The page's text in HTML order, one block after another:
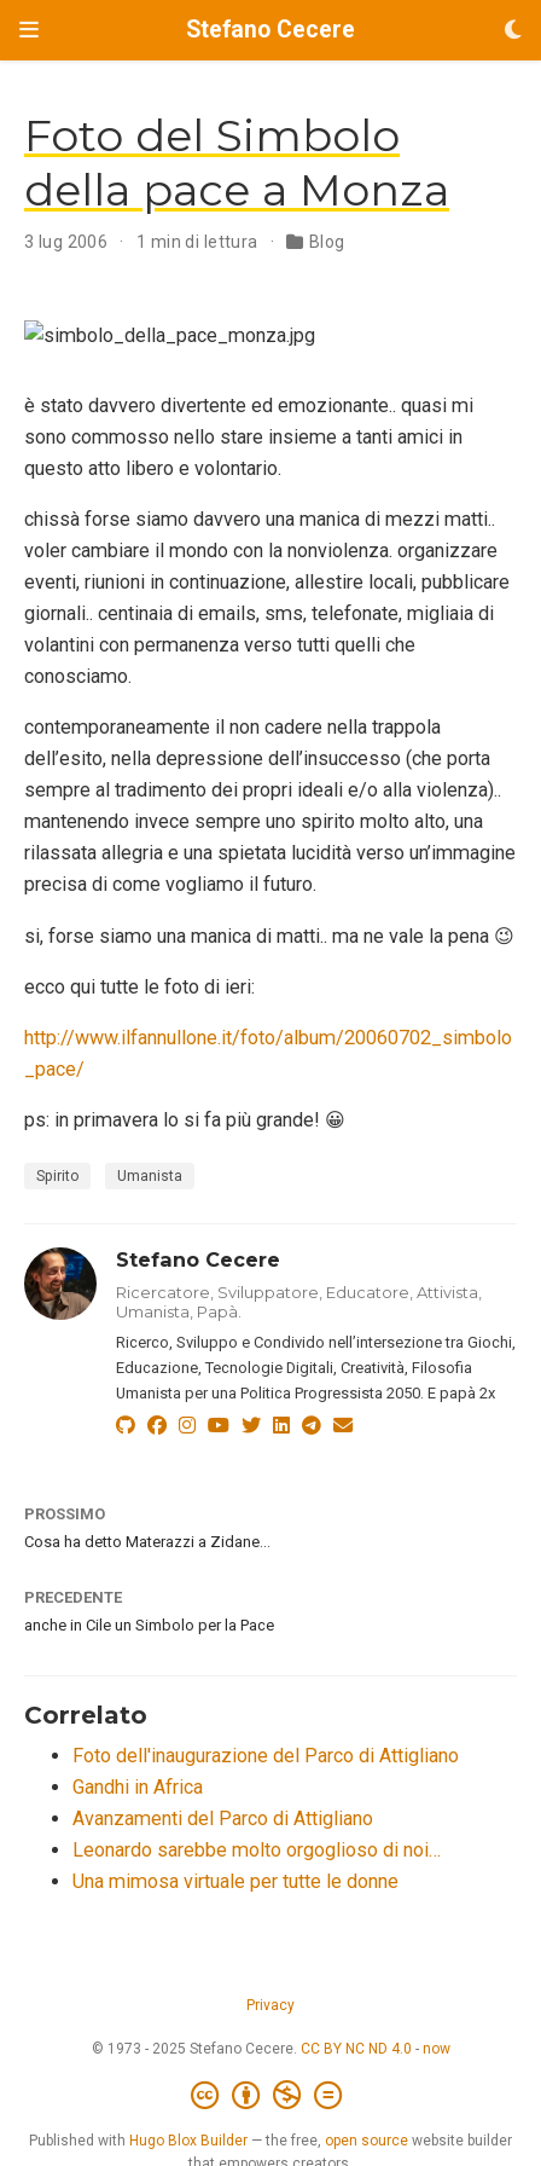
Stefano Cecere
Foto del Simbolo
della pace a Monza
3 lug 2006 1 min di lettura Blog
è stato davvero divertente ed emozionante.. quasi mi
sono commosso nello stare insieme a tanti amici in
questo atto libero e volontario.
chissà forse siamo davvero una manica di mezzi matti..
voler cambiare il mondo con la nonviolenza. organizzare
eventi, riunioni in continuazione, allestire locali, pubblicare
giornali.. centinaia di emails, sms, telefonate, migliaia di
volantini con permanenza verso tutti quelli che
conosciamo.
contemporaneamente il non cadere nella trappola
dell’esito, nella depressione dell’insuccesso (che porta
sempre al tradimento dei propri ideali e/o alla violenza)..
mantenendo invece sempre uno spirito molto alto, una
rilassata allegria e una spietata lucidità verso un’immagine
precisa di come vogliamo il futuro.
si, forse siamo una manica di matti.. ma ne vale la pena 😉
ecco qui tutte le foto di ieri:
http://www.ilfannullone.it/foto/album/20060702_simbolo
_pace/
ps: in primavera lo si fa più grande! 😀
Spirito Umanista
Stefano Cecere
Ricercatore, Sviluppatore, Educatore, Attivista,
Umanista, Papà.
Ricerco, Sviluppo e Condivido nell’intersezione tra Giochi,
Educazione, Tecnologie Digitali, Creatività, Filosofia
Umanista per una Politica Progressista 2050. E papà 2x
PROSSIMO
Cosa ha detto Materazzi a Zidane…
PRECEDENTE
anche in Cile un Simbolo per la Pace
Correlato
Foto dell'inaugurazione del Parco di Attigliano
Gandhi in Africa
Avanzamenti del Parco di Attigliano
Leonardo sarebbe molto orgoglioso di noi…
Una mimosa virtuale per tutte le donne
Privacy
© 1973 - 2025 Stefano Cecere. CC BY NC ND 4.0 - now
Published with Hugo Blox Builder — the free, open source website builder